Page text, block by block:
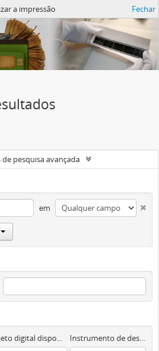
a impressão Fechar
de pesquisa avançada
em
Objeto digital disponível Instrumento de descrição documental